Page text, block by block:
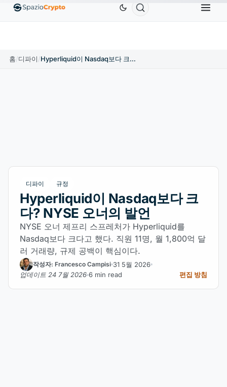
EthereumETHUS$1,880.58 TetherUSDT ↑0.00%
홈/디파이/ Hyperliquid이 Nasdaq보다 크다? NYSE 오너의 발언
디파이 규정
Hyperliquid이 Nasdaq보다 크
다? NYSE 오너의 발언
NYSE 오너 제프리 스프레처가 Hyperliquid를
Nasdaq보다 크다고 했다. 직원 11명, 월 1,800억 달
러 거래량, 규제 공백이 핵심이다.
작성자: Francesco Campisi 31 5월 2026
업데이트 24 7월 2026 6 min read 편집 방침